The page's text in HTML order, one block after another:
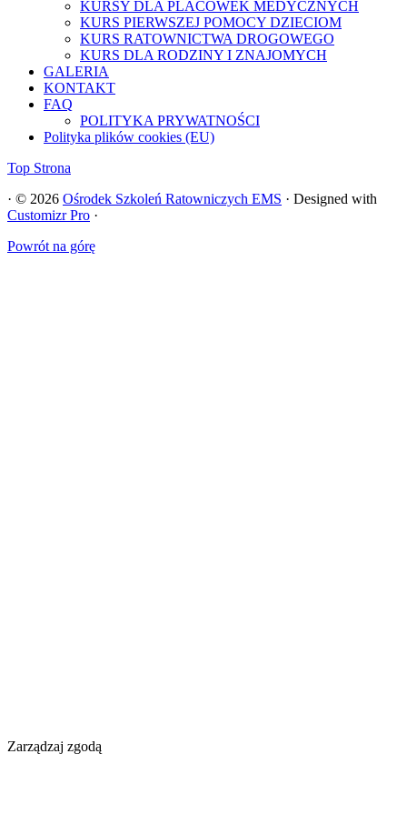
KURSY DLA PLACÓWEK MEDYCZNYCH
KURS PIERWSZEJ POMOCY DZIECIOM
KURS RATOWNICTWA DROGOWEGO
KURS DLA RODZINY I ZNAJOMYCH
GALERIA
KONTAKT
FAQ
POLITYKA PRYWATNOŚCI
Polityka plików cookies (EU)
Top Strona
· © 2026 Ośrodek Szkoleń Ratowniczych EMS · Designed with
Customizr Pro ·
Powrót na górę
Zarządzaj zgodą